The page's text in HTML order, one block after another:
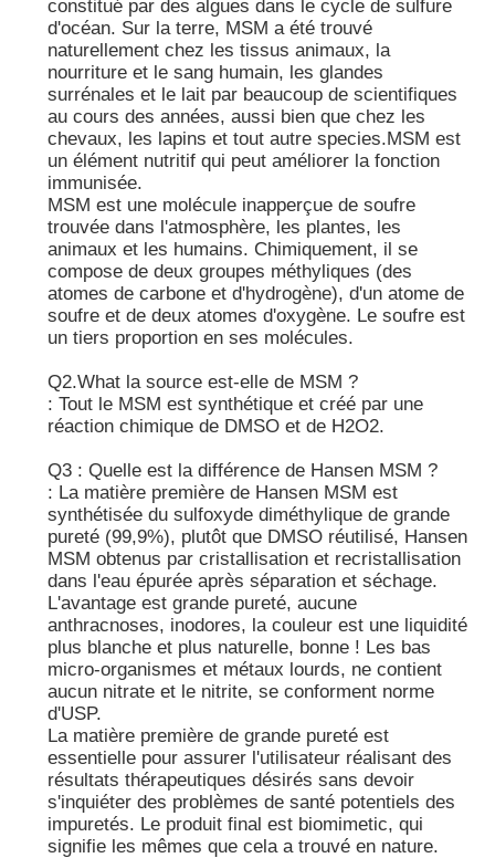
Cristaux purs de MSM
constitué par des algues dans le cycle de sulfure
d'océan. Sur la terre, MSM a été trouvé
naturellement chez les tissus animaux, la
nourriture et le sang humain, les glandes
surrénales et le lait par beaucoup de scientifiques
au cours des années, aussi bien que chez les
chevaux, les lapins et tout autre species.MSM est
un élément nutritif qui peut améliorer la fonction
immunisée.
MSM est une molécule inapperçue de soufre
trouvée dans l'atmosphère, les plantes, les
animaux et les humains. Chimiquement, il se
compose de deux groupes méthyliques (des
atomes de carbone et d'hydrogène), d'un atome de
soufre et de deux atomes d'oxygène. Le soufre est
un tiers proportion en ses molécules.
Q2.What la source est-elle de MSM ?
: Tout le MSM est synthétique et créé par une
réaction chimique de DMSO et de H2O2.
Q3 : Quelle est la différence de Hansen MSM ?
: La matière première de Hansen MSM est
synthétisée du sulfoxyde diméthylique de grande
pureté (99,9%), plutôt que DMSO réutilisé, Hansen
MSM obtenus par cristallisation et recristallisation
dans l'eau épurée après séparation et séchage.
L'avantage est grande pureté, aucune
anthracnoses, inodores, la couleur est une liquidité
plus blanche et plus naturelle, bonne ! Les bas
micro-organismes et métaux lourds, ne contient
aucun nitrate et le nitrite, se conforment norme
d'USP.
La matière première de grande pureté est
essentielle pour assurer l'utilisateur réalisant des
résultats thérapeutiques désirés sans devoir
s'inquiéter des problèmes de santé potentiels des
impuretés. Le produit final est biomimetic, qui
signifie les mêmes que cela a trouvé en nature.